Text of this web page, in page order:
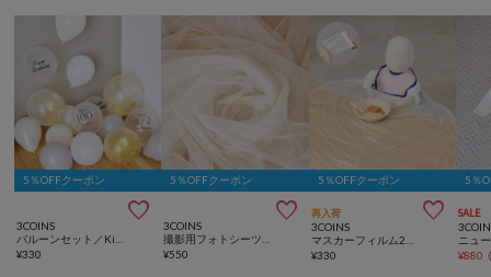
5％OFFクーポン

3COINS
¥330
5％OFFクーポン

3COINS
¥550
5％OFFクーポン
再入荷 
3COINS
¥330
5％
SALE
¥880